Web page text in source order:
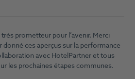
prometteur pour l’avenir. Merci
ces aperçus sur la performance
avec HotelPartner et tous
les prochaines étapes communes.